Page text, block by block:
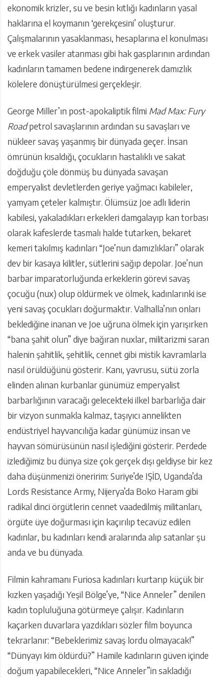
ekonomik krizler, su ve besin kıtlığı kadınların yasal
haklarına el koymanın ‘gerekçesini’ oluşturur.
Çalışmalarının yasaklanması, hesaplarına el konulması
ve erkek vasiler atanması gibi hak gasplarının ardından
kadınların tamamen bedene indirgenerek damızlık
kölelere dönüştürülmesi gerçekleşir.
George Miller’ın post-apokaliptik filmi Mad Max: Fury
Roadpetrol savaşlarının ardından su savaşları ve
nükleer savaş yaşanmış bir dünyada geçer. İnsan
ömrünün kısaldığı, çocukların hastalıklı ve sakat
doğduğu çöle dönmüş bu dünyada savaşan
emperyalist devletlerden geriye yağmacı kabileler,
yamyam çeteler kalmıştır. Ölümsüz Joe adlı liderin
kabilesi, yakaladıkları erkekleri damgalayıp kan torbası
olarak kafeslerde tasmalı halde tutarken, bekaret
kemeri takılmış kadınları “Joe’nun damızlıkları” olarak
dev bir kasaya kilitler, sütlerini sağıp depolar. Joe’nun
barbar imparatorluğunda erkeklerin görevi savaş
çocuğu (nux) olup öldürmek ve ölmek, kadınlarınki ise
yeni savaş çocukları doğurmaktır. Valhalla’nın onları
beklediğine inanan ve Joe uğruna ölmek için yarışırken
“bana şahit olun” diye bağıran nuxlar, militarizmi saran
halenin şahitlik, şehitlik, cennet gibi mistik kavramlarla
nasıl örüldüğünü gösterir. Kanı, yavrusu, sütü zorla
elinden alınan kurbanlar günümüz emperyalist
barbarlığının varacağı gelecekteki ilkel barbarlığa dair
bir vizyon sunmakla kalmaz, taşıyıcı annelikten
endüstriyel hayvancılığa kadar günümüz insan ve
hayvan sömürüsünün nasıl işlediğini gösterir. Perdede
izlediğimiz bu dünya size çok gerçek dışı geldiyse bir kez
daha düşünmenizi öneririm: Suriye’de IŞİD, Uganda’da
Lords Resistance Army, Nijerya’da Boko Haram gibi
radikal dinci örgütlerin cennet vaadedilmiş militanları,
örgüte üye doğurması için kaçırılıp tecavüz edilen
kadınlar, bu kadınları kendi aralarında alıp satanlar şu
anda ve bu dünyada.
Filmin kahramanı Furiosa kadınları kurtarıp küçük bir
kızken yaşadığı Yeşil Bölge’ye, “Nice Anneler” denilen
kadın topluluğuna götürmeye çalışır. Kadınların
kaçarken duvarlara yazdıkları sözler film boyunca
tekrarlanır: “Bebeklerimiz savaş lordu olmayacak!”
“Dünyayı kim öldürdü?” Hamile kadınların güven içinde
doğum yapabilecekleri, “Nice Anneler”in sakladığı